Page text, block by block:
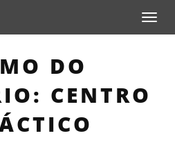
Toggle
DO
CENTRO